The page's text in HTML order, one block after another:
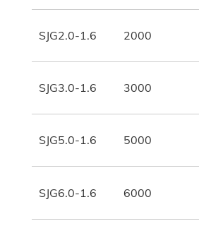
SJG2.0-1.6 2000
SJG3.0-1.6 3000
SJG5.0-1.6 5000
SJG6.0-1.6 6000